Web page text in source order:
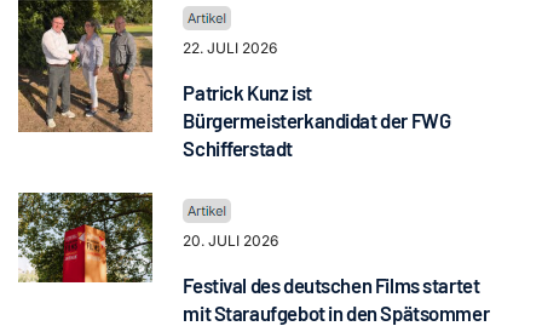
22. JULI 2026
Patrick Kunz ist
Bürgermeisterkandidat der FWG
Schifferstadt
20. JULI 2026
Festival des deutschen Films startet
mit Staraufgebot in den Spätsommer